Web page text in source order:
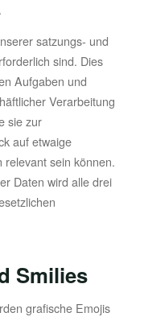
satzungs- und
sind. Dies
Aufgaben und
Verarbeitung
sie zur
auf etwaige
relevant sein können.
Daten wird alle drei
Smilies
grafische Emojis